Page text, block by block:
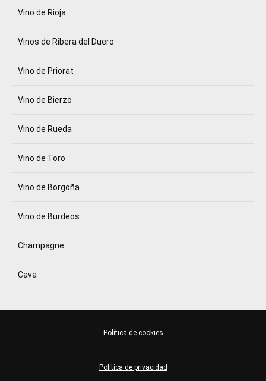
Vino de Rioja
Vinos de Ribera del Duero
Vino de Priorat
Vino de Bierzo
Vino de Rueda
Vino de Toro
Vino de Borgoña
Vino de Burdeos
Champagne
Cava
Política de privacidad
Política de cookies